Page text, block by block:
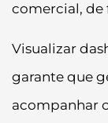
comercial, de
Visualizar
garante que
acompanhar